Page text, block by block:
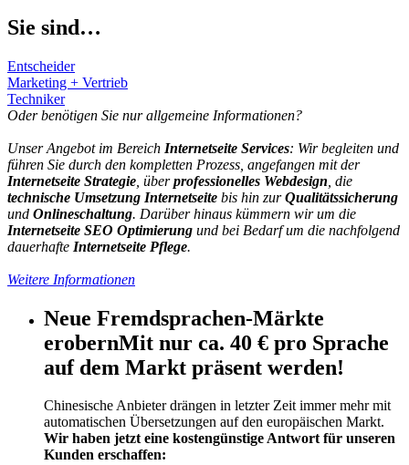
Sie sind…
Entscheider
Marketing + Vertrieb
Techniker
Oder benötigen Sie nur allgemeine Informationen?
Unser Angebot im Bereich Internetseite Services: Wir begleiten und
führen Sie durch den kompletten Prozess, angefangen mit der
Internetseite Strategie , überprofessionelles Webdesign , die
technische Umsetzung Internetseite bis hin zurQualitätssicherung
und Onlineschaltung. Darüber hinaus kümmern wir um die
Internetseite SEO Optimierung und bei Bedarf um die nachfolgend
dauerhafte Internetseite Pflege.
Weitere Informationen
Neue Fremdsprachen-Märkte
erobernMit nur ca. 40 € pro Sprache
auf dem Markt präsent werden!
Chinesische Anbieter drängen in letzter Zeit immer mehr mit
automatischen Übersetzungen auf den europäischen Markt.
Wir haben jetzt eine kostengünstige Antwort für unseren
Kunden erschaffen: